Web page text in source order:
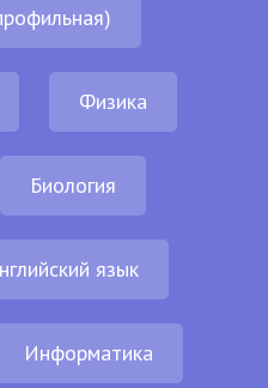
Физика
Биология
язык
Информатика